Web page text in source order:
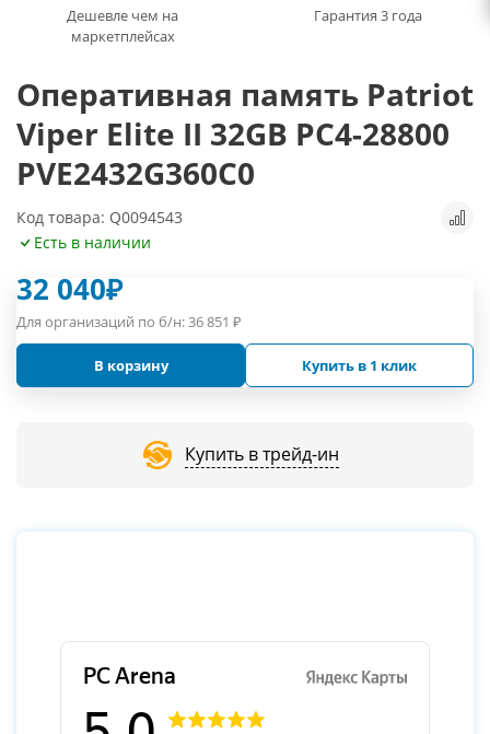
Дешевле чем на
маркетплейсах
Гарантия 3 года
Оперативная память Patriot
Viper Elite II 32GB PC4-28800
PVE2432G360C0
Код товара: Q0094543
Есть в наличии
32 040₽
Для организаций по б/н:36 851 ₽
В корзину Купить в 1 клик
Купить в трейд-ин